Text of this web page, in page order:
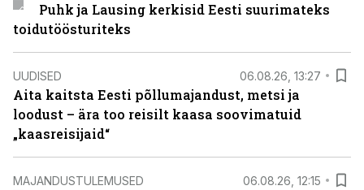
Puhk ja Lausing kerkisid Eesti suurimateks
toidutöösturiteks
UUDISED 06.08.26, 13:27
Aita kaitsta Eesti põllumajandust, metsi ja
loodust – ära too reisilt kaasa soovimatuid
„kaasreisijaid“
MAJANDUSTULEMUSED 06.08.26, 12:15